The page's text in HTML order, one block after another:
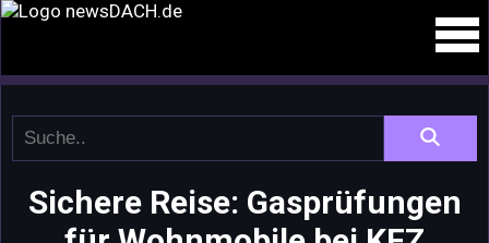
Sichere Reise: Gasprüfungen